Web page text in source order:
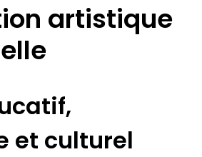
artistique
et culturel